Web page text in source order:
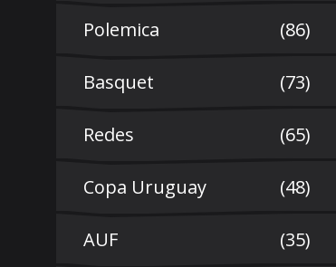
Polemica (86)
Basquet (73)
Redes (65)
Copa Uruguay (48)
AUF (35)